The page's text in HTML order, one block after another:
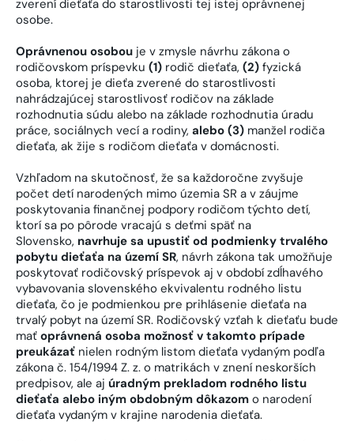
zverení dieťaťa do starostlivosti tej istej oprávnenej
osobe.
Oprávnenou osobou je v zmysle návrhu zákona o
rodičovskom príspevku (1) rodič dieťaťa, (2) fyzická
osoba, ktorej je dieťa zverené do starostlivosti
nahrádzajúcej starostlivosť rodičov na základe
rozhodnutia súdu alebo na základe rozhodnutia úradu
práce, sociálnych vecí a rodiny, alebo (3) manžel rodiča
dieťaťa, ak žije s rodičom dieťaťa v domácnosti.
Vzhľadom na skutočnosť, že sa každoročne zvyšuje
počet detí narodených mimo územia SR a v záujme
poskytovania finančnej podpory rodičom týchto detí,
ktorí sa po pôrode vracajú s deťmi späť na
Slovensko, navrhuje sa upustiť od podmienky trvalého
pobytu dieťaťa na území SR, návrh zákona tak umožňuje
poskytovať rodičovský príspevok aj v období zdĺhavého
vybavovania slovenského ekvivalentu rodného listu
dieťaťa, čo je podmienkou pre prihlásenie dieťaťa na
trvalý pobyt na území SR. Rodičovský vzťah k dieťaťu bude
mať oprávnená osoba možnosť v takomto prípade
preukázať nielen rodným listom dieťaťa vydaným podľa
zákona č. 154/1994 Z. z. o matrikách v znení neskorších
predpisov, ale aj úradným prekladom rodného listu
dieťaťa alebo iným obdobným dôkazom o narodení
dieťaťa vydaným v krajine narodenia dieťaťa.